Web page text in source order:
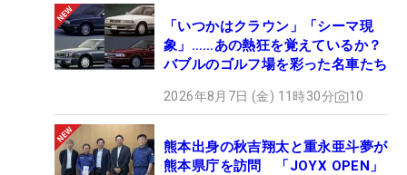
「いつかはクラウン」「シーマ現
象」……あの熱狂を覚えているか？
バブルのゴルフ場を彩った名車たち
2026年8月7日 (金) 11時30分 10
熊本出身の秋吉翔太と重永亜斗夢が
熊本県庁を訪問 「JOYX OPEN」